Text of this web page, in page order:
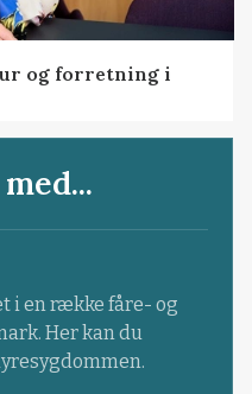
og forretning i
i en række fåre- og
Her kan du